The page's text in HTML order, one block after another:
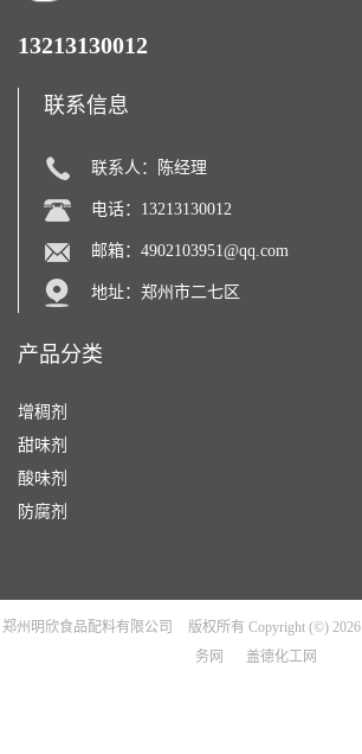
13213130012
联系信息
联系人：陈经理
电话：13213130012
邮箱： 4902103951@qq.com
地址：郑州市二七区
产品分类
增稠剂
甜味剂
酸味剂
防腐剂
郑州明欣食品配料有限公司 版权所有 Copyright (©) 2026
务网
盖德化工网